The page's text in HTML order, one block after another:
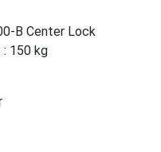
B Center Lock
150 kg